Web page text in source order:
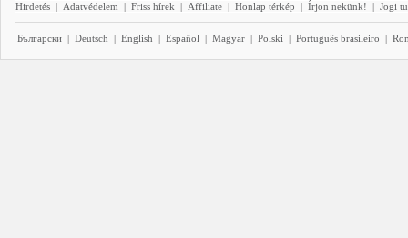
Hirdetés | Adatvédelem | Friss hírek | Affiliate | Honlap térkép | Írjon nekünk! | Jogi
Български | Deutsch | English | Español | Magyar | Polski | Português brasileiro |